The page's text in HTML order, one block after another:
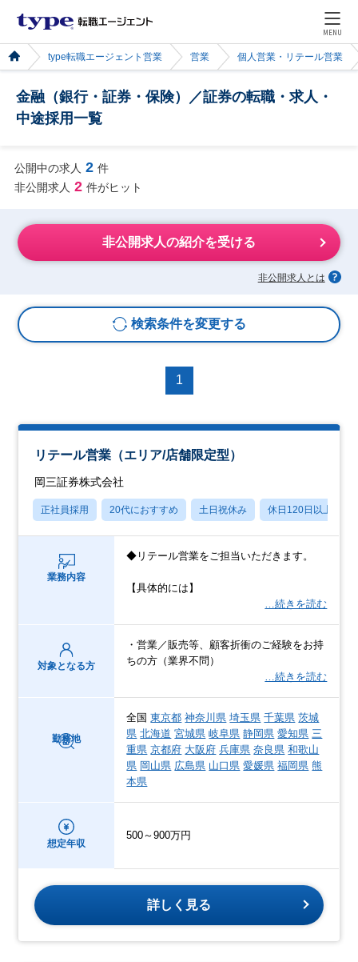
MENU
type転職エージェント営業 営業 個人営業・リテール営業
金融（銀行・証券・保険）／証券の転職・求人・
中途採用一覧
公開中の求人 2 件
非公開求人 2 件がヒット
非公開求人の紹介を受ける
非公開求人とは
検索条件を変更する
1
リテール営業（エリア/店舗限定型）
岡三証券株式会社
正社員採用 20代におすすめ 土日祝休み 休日120日以上
業務内容
◆リテール営業をご担当いただきます。
【具体的には】
…続きを読む
対象となる方
・営業／販売等、顧客折衝のご経験をお持
ちの方（業界不問）
…続きを読む
勤務地
全国東京都 神奈川県 埼玉県 千葉県 茨城
県 北海道 宮城県 岐阜県 静岡県 愛知県 三
重県 京都府 大阪府 兵庫県 奈良県 和歌山
県 岡山県 広島県 山口県 愛媛県 福岡県 熊
本県
想定年収
500～900万円
詳しく見る